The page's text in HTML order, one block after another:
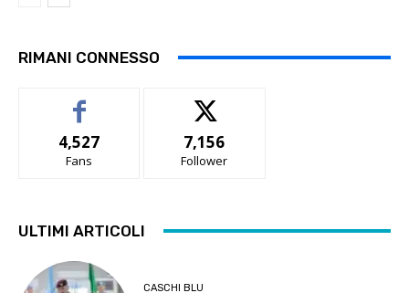
RIMANI CONNESSO
4,527
Fans
7,156
Follower
ULTIMI ARTICOLI
CASCHI BLU